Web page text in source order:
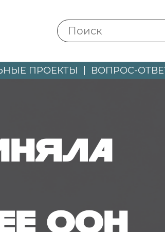
ПРОЕКТЫ ВОПРОС-
ООН